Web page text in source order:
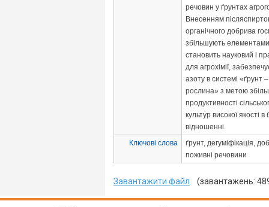
речовин у ґрунтах
Внесенням
органічного добрива
збільшують
становить науковий і
для агрохімії,
азоту в системі «ґрунт
рослина» з метою
продуктивності
культур високої якості в
відношенні.
Ключові слова
ґрунт, дегуміфікація,
поживні речовини
Завантажити файл (завантажень: